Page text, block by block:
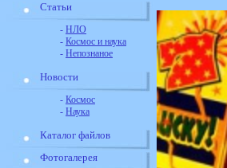
Статьи
- НЛО
- Космос и наука
- Непознаное
Новости
- Космос
- Наука
Каталог файлов
Фотогалерея